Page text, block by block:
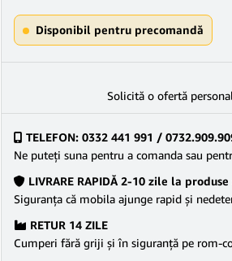
Disponibil pentru precomandă
Solicită o ofertă
TELEFON: 0332 441 991 /
Ne puteţi suna pentru a comanda sau
LIVRARE RAPIDĂ 2-10 zile la
Siguranţa că mobila ajunge rapid şi
RETUR 14 ZILE
Cumperi fără griji şi în siguranţă pe rom-